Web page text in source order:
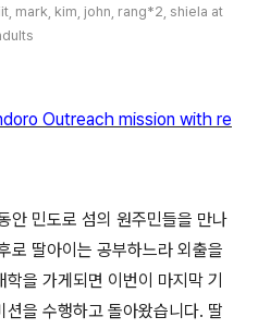
mark, kim, john, rang*2, shiela at
Outreach mission with re
안 민도로 섬의 원주민들을 만나
로 딸아이는 공부하느라 외출을
을 가게되면 이번이 마지막 기
션을 수행하고 돌아왔습니다. 딸